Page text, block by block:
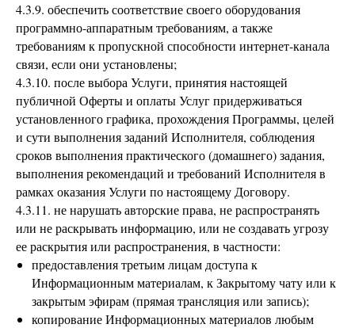
4.3.9. обеспечить соответствие своего оборудования
программно-аппаратным требованиям, а также
требованиям к пропускной способности интернет-канала
связи, если они установлены;
4.3.10. после выбора Услуги, принятия настоящей
публичной Оферты и оплаты Услуг придерживаться
установленного графика, прохождения Программы, целей
и сути выполнения заданий Исполнителя, соблюдения
сроков выполнения практического (домашнего) задания,
выполнения рекомендаций и требований Исполнителя в
рамках оказания Услуги по настоящему Договору.
4.3.11. не нарушать авторские права, не распространять
или не раскрывать информацию, или не создавать угрозу
ее раскрытия или распространения, в частности:
предоставления третьим лицам доступа к
Информационным материалам, к Закрытому чату или к
закрытым эфирам (прямая трансляция или запись);
копирование Информационных материалов любым